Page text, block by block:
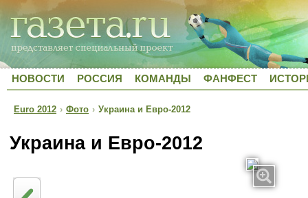
НОВОСТИ РОССИЯ КОМАНДЫ ФАНФЕСТ
Euro 2012 › Фото › Украина и Евро-2012
Украина и Евро-2012